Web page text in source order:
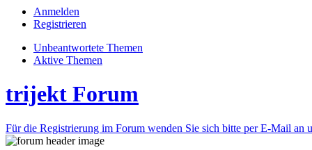
Anmelden
Registrieren
Unbeantwortete Themen
Aktive Themen
trijekt Forum
Für die Registrierung im Forum wenden Sie sich bitte per E-Mail an